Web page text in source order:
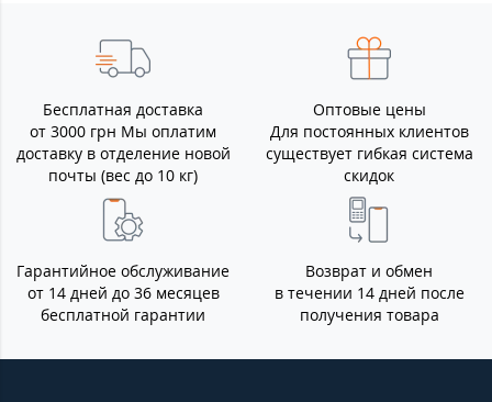
Бесплатная доставка
от 3000 грн Мы оплатим
доставку в отделение новой
почты (вес до 10 кг)
Оптовые цены
Для постоянных клиентов
существует гибкая система
скидок
Гарантийное обслуживание
от 14 дней до 36 месяцев
бесплатной гарантии
Возврат и обмен
в течении 14 дней после
получения товара